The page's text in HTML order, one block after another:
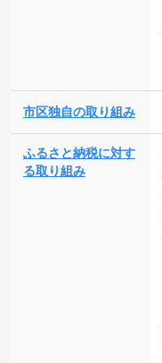
市区独自の取り組み
ふるさと納税に対す
る取り組み